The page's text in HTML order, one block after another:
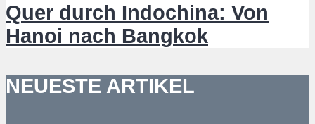
Quer durch Indochina: Von
Hanoi nach Bangkok
NEUESTE ARTIKEL